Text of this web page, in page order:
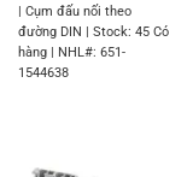
| Cụm đấu nối theo
đường DIN | Stock: 45 Có
hàng | NHL#: 651-
1544638